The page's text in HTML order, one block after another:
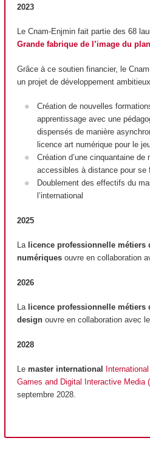
2023
Le Cnam-Enjmin fait partie des 68
Grande fabrique de l’image du
Grâce à ce soutien financier, le
un projet de développement
Création de nouvelles
apprentissage avec une
dispensés de manière
licence art numérique pour le
Création d’une cinquantaine de
accessibles à distance pour se
Doublement des effectifs du
l’international
2025
La licence professionnelle
numériques ouvre en collaboration
2026
La licence professionnelle
design ouvre en collaboration avec
2028
Le master international
Games and Digital Interactive Media
septembre 2028.